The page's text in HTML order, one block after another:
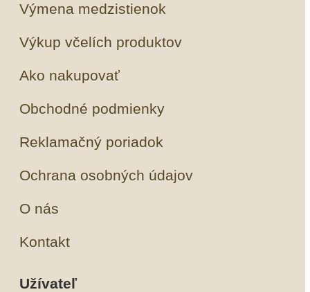
Výmena medzistienok
Výkup včelích produktov
Ako nakupovať
Obchodné podmienky
Reklamačný poriadok
Ochrana osobných údajov
O nás
Kontakt
Užívateľ